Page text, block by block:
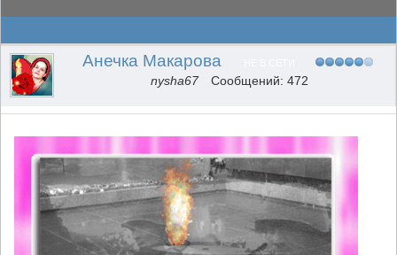
Анечка Макарова
nysha67 Сообщений: 472